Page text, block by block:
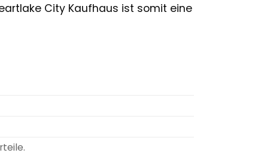
City Kaufhaus ist somit eine